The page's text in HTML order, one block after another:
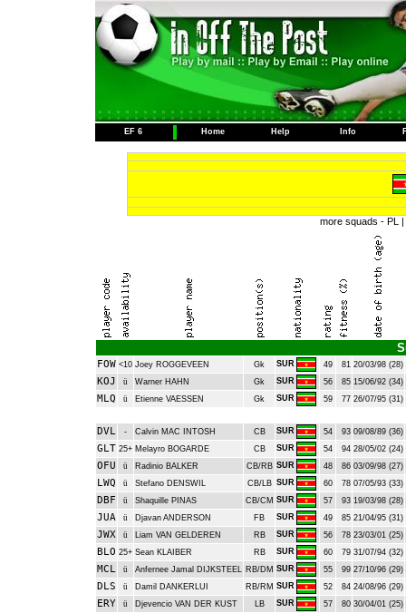
EF 6 Home Help Info
more squads - PL |
FOW <10 Joey ROGGEVEEN Gk SUR 49 81 20/03/98 (28)
KOJ ü Warner HAHN Gk SUR 56 85 15/06/92 (34)
MLQ ü Etienne VAESSEN Gk SUR 59 77 26/07/95 (31)
DVL - Calvin MAC INTOSH CB SUR 54 93 09/08/89 (36)
GLT 25+ Melayro BOGARDE CB SUR 54 94 28/05/02 (24)
OFU ü Radinio BALKER CB/RB SUR 48 86 03/09/98 (27)
LWQ ü Stefano DENSWIL CB/LB SUR 60 78 07/05/93 (33)
DBF ü Shaquille PINAS CB/CM SUR 57 93 19/03/98 (28)
JUA ü Djavan ANDERSON FB SUR 49 85 21/04/95 (31)
JWX ü Liam VAN GELDEREN RB SUR 56 78 23/03/01 (25)
BLO 25+ Sean KLAIBER RB SUR 60 79 31/07/94 (32)
MCL ü Anfernee Jamal DIJKSTEEL RB/DM SUR 55 99 27/10/96 (29)
DLS ü Damil DANKERLUI RB/RM SUR 52 84 24/08/96 (29)
ERY ü Djevencio VAN DER KUST LB SUR 57 80 30/04/01 (25)